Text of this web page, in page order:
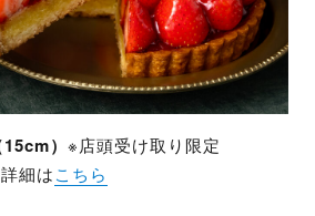
） ※店頭受け取り限定
細はこちら